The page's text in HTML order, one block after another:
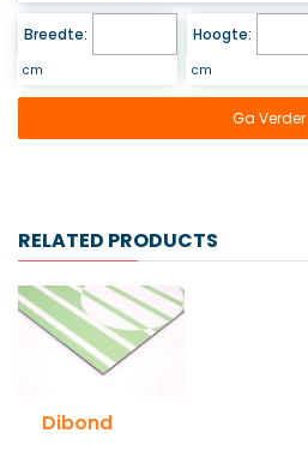
Breedte:
cm
Hoogte:
cm
Ga Verder
RELATED PRODUCTS
Dibond